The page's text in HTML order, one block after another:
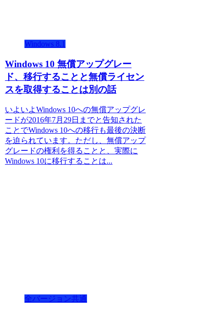
Windows 8.1
Windows 10 無償アップグレー
ド、移行することと無償ライセン
スを取得することは別の話
いよいよWindows 10への無償アップグレ
ードが2016年7月29日までと告知された
ことでWindows 10への移行も最後の決断
を迫られています。ただし、無償アップ
グレードの権利を得ることと、実際に
Windows 10に移行することは...
全バージョン共通